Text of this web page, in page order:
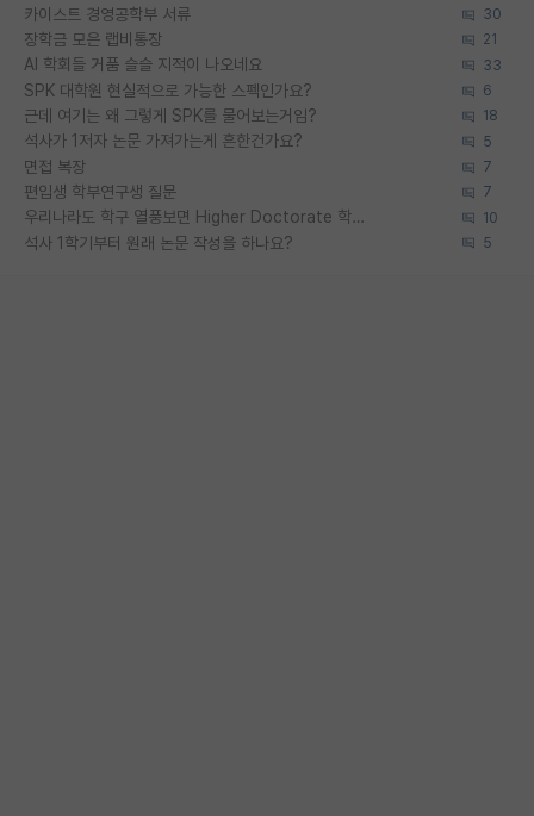
카이스트 경영공학부 서류 30
장학금 모은 랩비통장 21
AI 학회들 거품 슬슬 지적이 나오네요 33
SPK 대학원 현실적으로 가능한 스펙인가요? 6
근데 여기는 왜 그렇게 SPK를 물어보는거임? 18
석사가 1저자 논문 가져가는게 흔한건가요? 5
면접 복장 7
편입생 학부연구생 질문 7
우리나라도 학구 열풍보면 Higher Doctorate 학위가 필요하다고 봅니다. 10
석사 1학기부터 원래 논문 작성을 하나요? 5